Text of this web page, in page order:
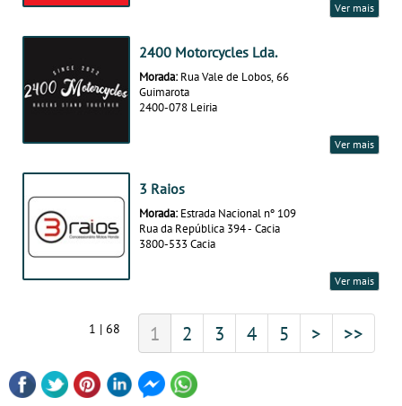
Ver mais
2400 Motorcycles Lda.
Morada: Rua Vale de Lobos, 66
Guimarota
2400-078 Leiria
Ver mais
3 Raios
Morada: Estrada Nacional nº 109
Rua da República 394 - Cacia
3800-533 Cacia
Ver mais
1 | 68 1 2 3 4 5 > >>